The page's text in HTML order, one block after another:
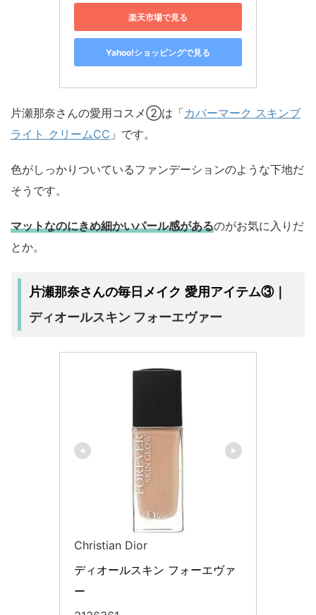
楽天市場で見る
Yahoo!ショッピングで見る
片瀬那奈さんの愛用コスメ②は「カバーマーク スキンブ
ライト クリームCC 」です。
色がしっかりついているファンデーションのような下地だ
そうです。
マットなのにきめ細かいパール感があるのがお気に入りだ
とか。
片瀬那奈さんの毎日メイク 愛用アイテム③｜
ディオールスキン フォーエヴァー
Christian Dior
ディオールスキン フォーエヴァ
ー